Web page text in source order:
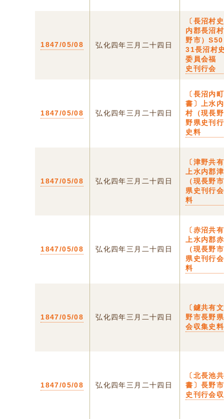
1847/05/08 弘化四年三月二十四日
〔長沼村
内郡長沼
野市）
31長沼村
委員会福
史刊行会
1847/05/08 弘化四年三月二十四日
〔長沼内
書〕上水
村（現長
野県史刊
史料
1847/05/08 弘化四年三月二十四日
〔津野共
上水内郡
（現長野
県史刊行
料
1847/05/08 弘化四年三月二十四日
〔赤沼共
上水内郡
（現長野
県史刊行
料
1847/05/08 弘化四年三月二十四日
〔鑢共有
野市長野
会収集史料
1847/05/08 弘化四年三月二十四日
〔北長池
書〕長野
史刊行会